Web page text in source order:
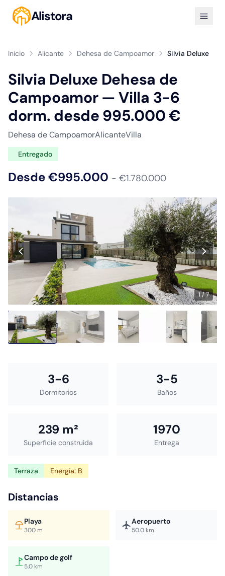
Alistora
Inicio Alicante Dehesa de Campoamor Silvia Deluxe
Silvia Deluxe Dehesa de
Campoamor — Villa 3-6
dorm. desde 995.000 €
Dehesa de CampoamorAlicanteVilla
Entregado
Desde €995.000 - €1.780.000
1 / 7
3-6
Dormitorios
3-5
Baños
239 m²
Superficie construida
1970
Entrega
Terraza Energía: B
Distancias
Playa
300 m
Aeropuerto
50.0 km
Campo de golf
5.0 km